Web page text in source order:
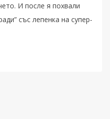
И после я похвали
със лепенка на супер-